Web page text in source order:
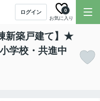
ログイン
お気に入り
0
新築戸建て】★
学校・共進中